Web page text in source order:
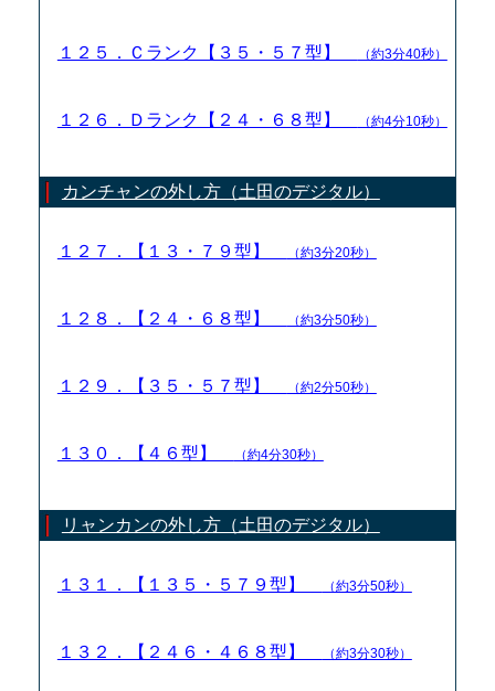
１２５．Ｃランク【３５・５７型】 （約3分40秒）
１２６．Ｄランク【２４・６８型】 （約4分10秒）
カンチャンの外し方（土田のデジタル）
１２７．【１３・７９型】 （約3分20秒）
１２８．【２４・６８型】 （約3分50秒）
１２９．【３５・５７型】 （約2分50秒）
１３０．【４６型】 （約4分30秒）
リャンカンの外し方（土田のデジタル）
１３１．【１３５・５７９型】 （約3分50秒）
１３２．【２４６・４６８型】 （約3分30秒）